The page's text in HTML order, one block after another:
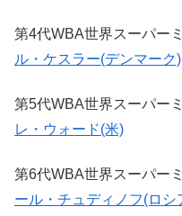
第4代WBA世界スーパー
ル・ケスラー(デンマーク)
第5代WBA世界スーパー
レ・ウォード(米)
第6代WBA世界スーパー
ール・チュディノフ(ロシ